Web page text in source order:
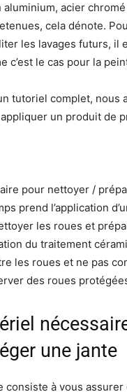
aluminium, acier
cela dénote.
les lavages futurs, il
c’est le cas pour la
tutoriel complet, nous
un produit de
pour nettoyer /
prend l’application
les roues et
du traitement
les roues et ne pas
des roues
une jante
consiste à vous